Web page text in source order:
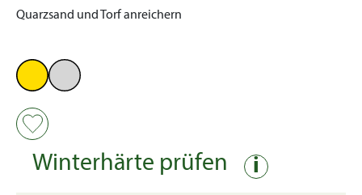
Quarzsand und Torf anreichern
Winterhärte prüfen i